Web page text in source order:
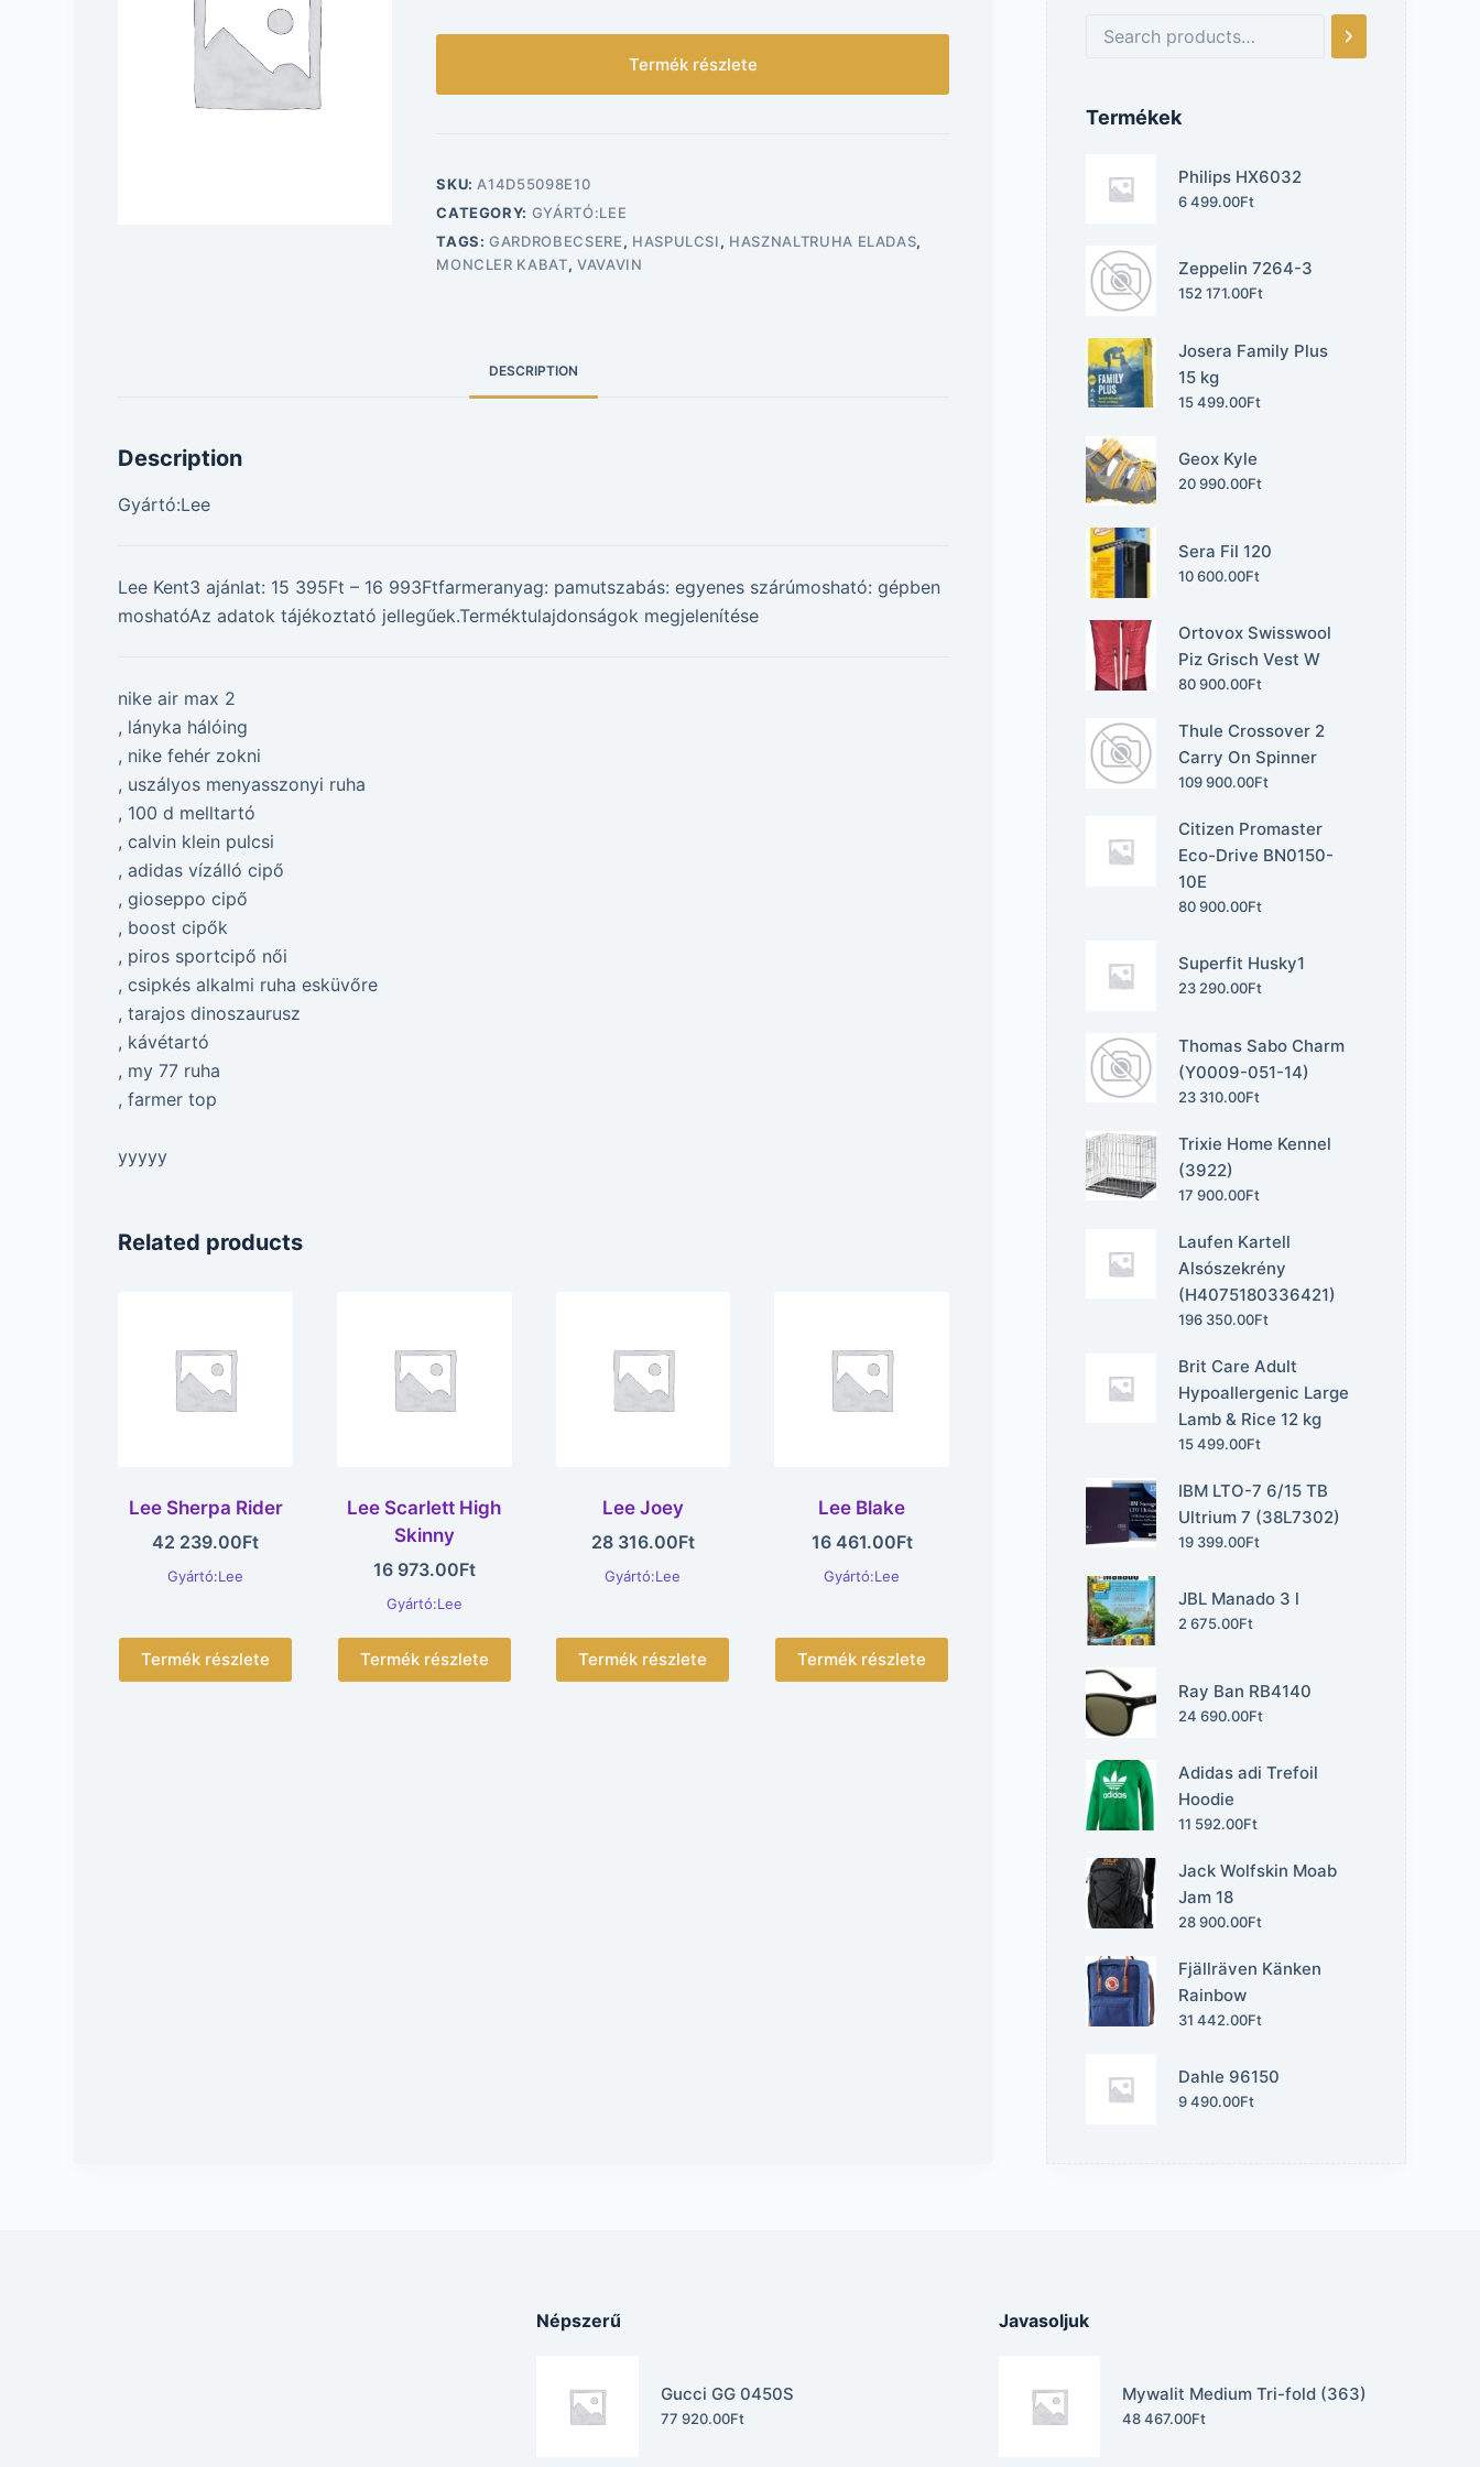
Termék részlete
SKU:A14D55098E10
CATEGORY: GYÁRTÓ:LEE
TAGS:GARDROBECSERE, HASPULCSI, HASZNALTRUHA ELADAS,
MONCLER KABAT, VAVAVIN
DESCRIPTION
Description
Gyártó:Lee
Lee Kent3 ajánlat: 15 395Ft – 16 993Ftfarmeranyag: pamutszabás: egyenes szárúmosható: gépben
moshatóAz adatok tájékoztató jellegűek.Terméktulajdonságok megjelenítése
nike air max 2
, lányka hálóing
, nike fehér zokni
, uszályos menyasszonyi ruha
, 100 d melltartó
, calvin klein pulcsi
, adidas vízálló cipő
, gioseppo cipő
, boost cipők
, piros sportcipő női
, csipkés alkalmi ruha esküvőre
, tarajos dinoszaurusz
, kávétartó
, my 77 ruha
, farmer top
yyyyy
Related products
Lee Sherpa Rider
42 239.00Ft
Gyártó:Lee
Termék részlete
Lee Scarlett High
Skinny
16 973.00Ft
Gyártó:Lee
Termék részlete
Lee Joey
28 316.00Ft
Gyártó:Lee
Termék részlete
Lee Blake
16 461.00Ft
Gyártó:Lee
Termék részlete
Termékek
Philips HX6032
6 499.00Ft
Zeppelin 7264-3
152 171.00Ft
Josera Family Plus
15 kg
15 499.00Ft
Geox Kyle
20 990.00Ft
Sera Fil 120
10 600.00Ft
Ortovox Swisswool
Piz Grisch Vest W
80 900.00Ft
Thule Crossover 2
Carry On Spinner
109 900.00Ft
Citizen Promaster
Eco-Drive BN0150-
10E
80 900.00Ft
Superfit Husky1
23 290.00Ft
Thomas Sabo Charm
(Y0009-051-14)
23 310.00Ft
Trixie Home Kennel
(3922)
17 900.00Ft
Laufen Kartell
Alsószekrény
(H4075180336421)
196 350.00Ft
Brit Care Adult
Hypoallergenic Large
Lamb & Rice 12 kg
15 499.00Ft
IBM LTO-7 6/15 TB
Ultrium 7 (38L7302)
19 399.00Ft
JBL Manado 3 l
2 675.00Ft
Ray Ban RB4140
24 690.00Ft
Adidas adi Trefoil
Hoodie
11 592.00Ft
Jack Wolfskin Moab
Jam 18
28 900.00Ft
Fjällräven Känken
Rainbow
31 442.00Ft
Dahle 96150
9 490.00Ft
Népszerű
Gucci GG 0450S
77 920.00Ft
Javasoljuk
Mywalit Medium Tri-fold (363)
48 467.00Ft